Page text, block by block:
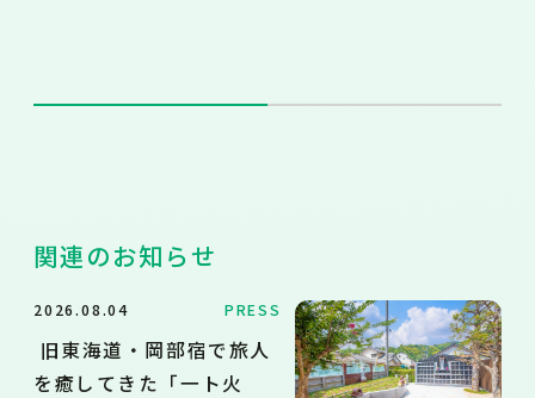
関連のお知らせ
2026.08.04 PRESS
旧東海道・岡部宿で旅人
を癒してきた「一ト火